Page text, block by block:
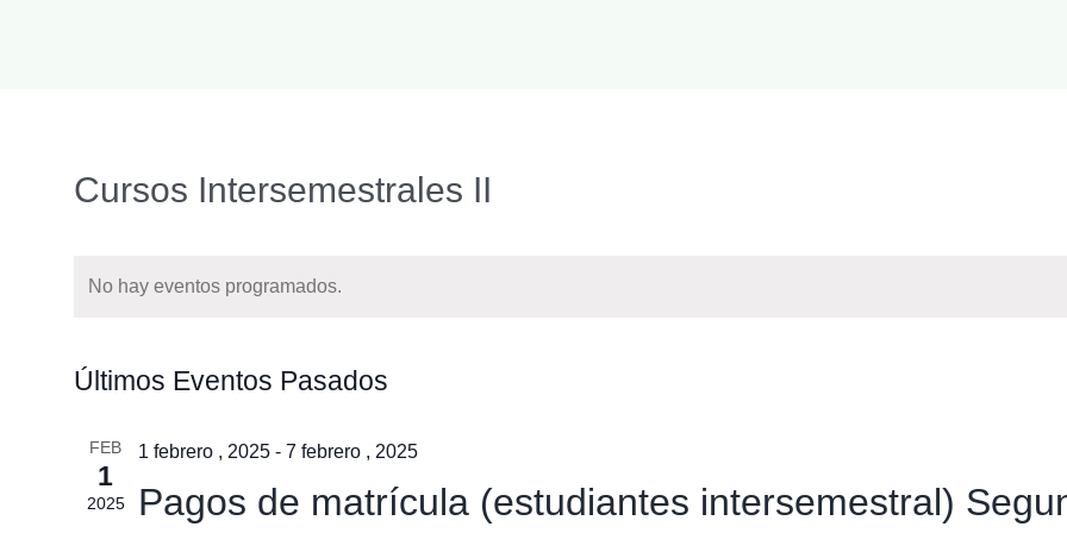
Cursos Intersemestrales II
No hay eventos programados.
Últimos Eventos Pasados
FEB
1
2025
1 febrero , 2025- 7 febrero , 2025
Pagos de matrícula (estudiantes intersemestral)